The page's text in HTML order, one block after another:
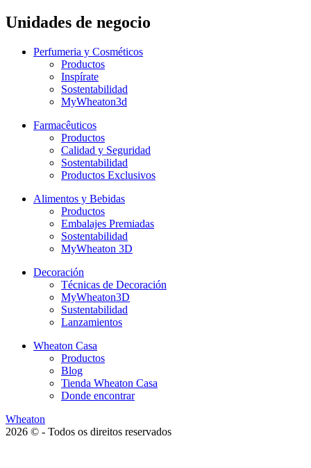
Unidades de negocio
Perfumeria y Cosméticos
Productos
Inspírate
Sostentabilidad
MyWheaton3d
Farmacêuticos
Productos
Calidad y Seguridad
Sostentabilidad
Productos Exclusivos
Alimentos y Bebidas
Productos
Embalajes Premiadas
Sostentabilidad
MyWheaton 3D
Decoración
Técnicas de Decoración
MyWheaton3D
Sustentabilidad
Lanzamientos
Wheaton Casa
Productos
Blog
Tienda Wheaton Casa
Donde encontrar
Wheaton
2026 © - Todos os direitos reservados